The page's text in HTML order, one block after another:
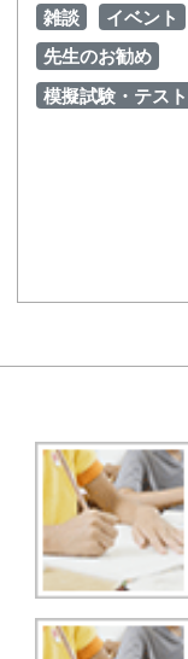
雑談
イベント
先生のお勧め
模擬試験・テスト